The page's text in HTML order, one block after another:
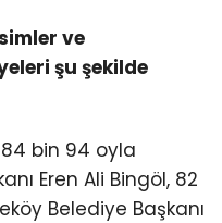
ve
şu şekilde
bin 94 oyla
Eren Ali Bingöl, 82
Belediye Başkanı